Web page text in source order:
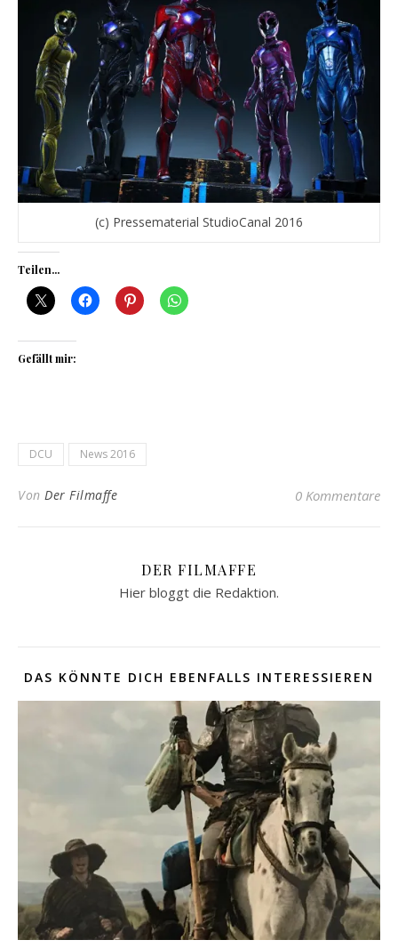
(c) Pressematerial StudioCanal 2016
Teilen...
Gefällt mir:
DCU News 2016
Von Der Filmaffe 0 Kommentare
DER FILMAFFE
Hier bloggt die Redaktion.
DAS KÖNNTE DICH EBENFALLS INTERESSIEREN